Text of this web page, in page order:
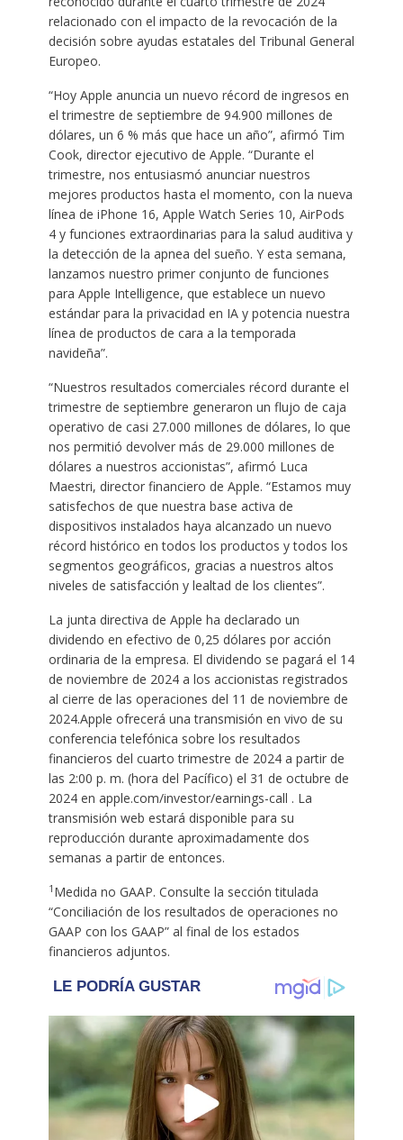
relacionado con el impacto de la revocación de la
decisión sobre ayudas estatales del Tribunal General
Europeo.
“Hoy Apple anuncia un nuevo récord de ingresos en
el trimestre de septiembre de 94.900 millones de
dólares, un 6 % más que hace un año”, afirmó Tim
Cook, director ejecutivo de Apple. “Durante el
trimestre, nos entusiasmó anunciar nuestros
mejores productos hasta el momento, con la nueva
línea de iPhone 16, Apple Watch Series 10, AirPods
4 y funciones extraordinarias para la salud auditiva y
la detección de la apnea del sueño. Y esta semana,
lanzamos nuestro primer conjunto de funciones
para Apple Intelligence, que establece un nuevo
estándar para la privacidad en IA y potencia nuestra
línea de productos de cara a la temporada
navideña”.
“Nuestros resultados comerciales récord durante el
trimestre de septiembre generaron un flujo de caja
operativo de casi 27.000 millones de dólares, lo que
nos permitió devolver más de 29.000 millones de
dólares a nuestros accionistas”, afirmó Luca
Maestri, director financiero de Apple. “Estamos muy
satisfechos de que nuestra base activa de
dispositivos instalados haya alcanzado un nuevo
récord histórico en todos los productos y todos los
segmentos geográficos, gracias a nuestros altos
niveles de satisfacción y lealtad de los clientes”.
La junta directiva de Apple ha declarado un
dividendo en efectivo de 0,25 dólares por acción
ordinaria de la empresa. El dividendo se pagará el 14
de noviembre de 2024 a los accionistas registrados
al cierre de las operaciones del 11 de noviembre de
2024.Apple ofrecerá una transmisión en vivo de su
conferencia telefónica sobre los resultados
financieros del cuarto trimestre de 2024 a partir de
las 2:00 p. m. (hora del Pacífico) el 31 de octubre de
2024 en apple.com/investor/earnings-call . La
transmisión web estará disponible para su
reproducción durante aproximadamente dos
semanas a partir de entonces.
1 Medida no GAAP. Consulte la sección titulada
“Conciliación de los resultados de operaciones no
GAAP con los GAAP” al final de los estados
financieros adjuntos.